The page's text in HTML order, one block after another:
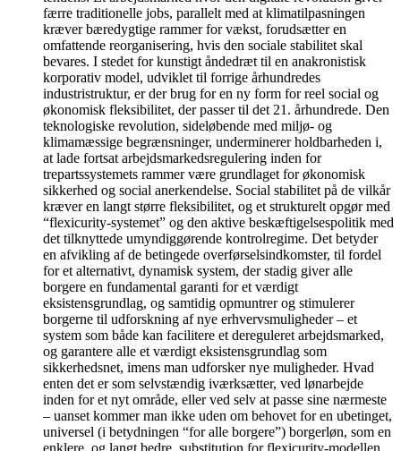
færre traditionelle jobs, parallelt med at klimatilpasningen
kræver bæredygtige rammer for vækst, forudsætter en
omfattende reorganisering, hvis den sociale stabilitet skal
bevares. I stedet for kunstigt åndedræt til en anakronistisk
korporativ model, udviklet til forrige århundredes
industristruktur, er der brug for en ny form for reel social og
økonomisk fleksibilitet, der passer til det 21. århundrede. Den
teknologiske revolution, sideløbende med miljø- og
klimamæssige begrænsninger, underminerer holdbarheden i,
at lade fortsat arbejdsmarkedsregulering inden for
trepartssystemets rammer være grundlaget for økonomisk
sikkerhed og social anerkendelse. Social stabilitet på de vilkår
kræver en langt større fleksibilitet, og et strukturelt opgør med
“flexicurity-systemet” og den aktive beskæftigelsespolitik med
det tilknyttede umyndiggørende kontrolregime. Det betyder
en afvikling af de betingede overførselsindkomster, til fordel
for et alternativt, dynamisk system, der stadig giver alle
borgere en fundamental garanti for et værdigt
eksistensgrundlag, og samtidig opmuntrer og stimulerer
borgerne til udforskning af nye erhvervsmuligheder – et
system som både kan facilitere et dereguleret arbejdsmarked,
og garantere alle et værdigt eksistensgrundlag som
sikkerhedsnet, imens man udforsker nye muligheder. Hvad
enten det er som selvstændig iværksætter, ved lønarbejde
inden for et nyt område, eller ved selv at passe sine nærmeste
– uanset kommer man ikke uden om behovet for en ubetinget,
universel (i betydningen “for alle borgere”) borgerløn, som en
enklere, og langt bedre, substitution for flexicurity-modellen